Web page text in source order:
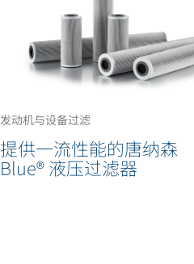
发动机与设备过滤
提供一流性能的唐纳森
Blue® 液压过滤器